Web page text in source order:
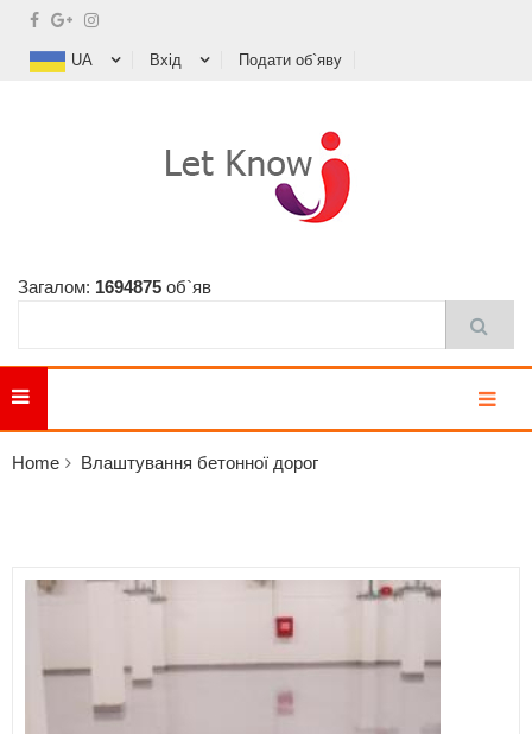
UA Вхід Подати об`яву
Загалом: 1694875 об`яв
Home Влаштування бетонної дорог